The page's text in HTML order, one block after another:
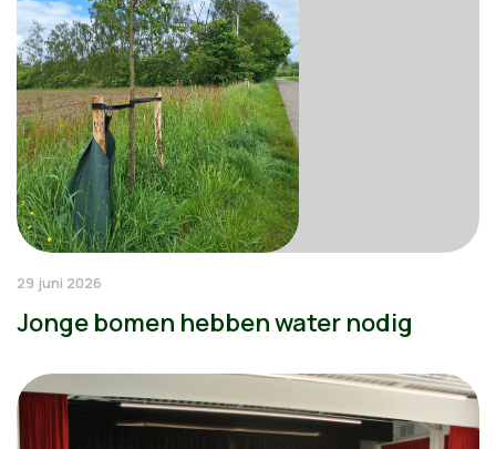
29 juni 2026
Jonge bomen hebben water nodig